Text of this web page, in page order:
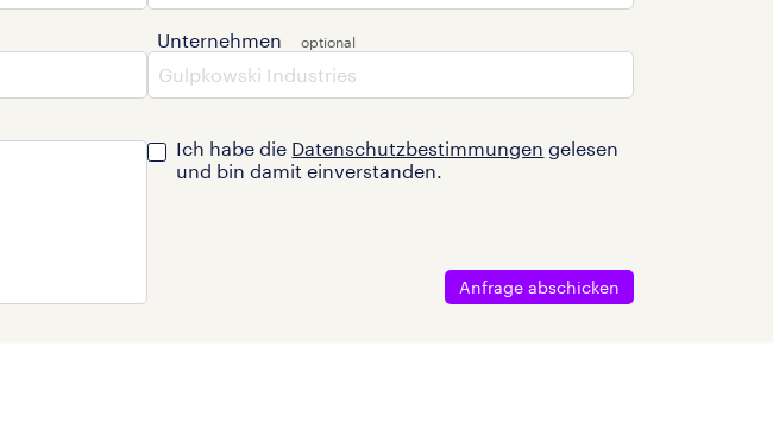
Unternehmen
Ich habe die Datenschutzbestimmungen gelesen
und bin damit einverstanden.
Anfrage abschicken